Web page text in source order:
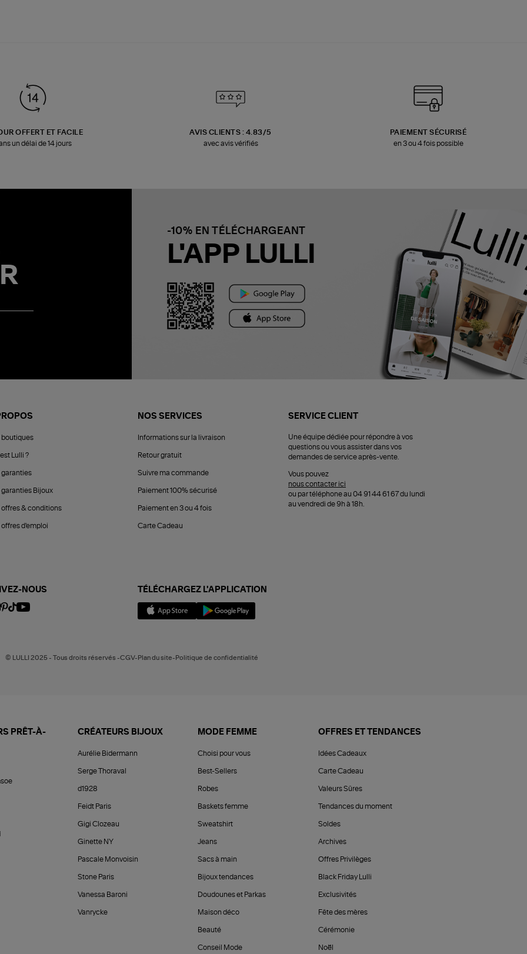
OFFERT ET FACILE
un délai de 14 jours
AVIS CLIENTS : 4.83/5
avec avis vérifiés
PAIEMENT SÉCURISÉ
en 3 ou 4 fois possible
-10% EN TÉLÉCHARGEANT
L'APP LULLI
boutiques
Lulli ?
garanties
garanties Bijoux
offres & conditions
offres d'emploi
NOS SERVICES
Informations sur la livraison
Retour gratuit
Suivre ma commande
Paiement 100% sécurisé
Paiement en 3 ou 4 fois
Carte Cadeau
SERVICE CLIENT
Une équipe dédiée pour répondre à vos
questions ou vous assister dans vos
demandes de service après-vente.
Vous pouvez
nous contacter ici
ou par téléphone au 04 91 44 61 67 du lundi
au vendredi de 9h à 18h.
NOUS TÉLÉCHARGEZ L'APPLICATION
© LULLI 2025 - Tous droits réservés -CGV-Plan du site-Politique de confidentialité
PRÊT-À-
CRÉATEURS BIJOUX
Aurélie Bidermann
Serge Thoraval
d1928
Feidt Paris
Gigi Clozeau
Ginette NY
Pascale Monvoisin
Stone Paris
Vanessa Baroni
Vanrycke
MODE FEMME
Choisi pour vous
Best-Sellers
Robes
Baskets femme
Sweatshirt
Jeans
Sacs à main
Bijoux tendances
Doudounes et Parkas
Maison déco
Beauté
Conseil Mode
OFFRES ET TENDANCES
Idées Cadeaux
Carte Cadeau
Valeurs Sûres
Tendances du moment
Soldes
Archives
Offres Privilèges
Black Friday Lulli
Exclusivités
Fête des mères
Cérémonie
Noël